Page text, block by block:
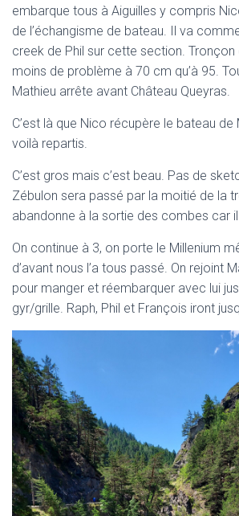
embarque tous à Aiguilles y compris
de l’échangisme de bateau. Il va
creek de Phil sur cette section.
moins de problème à 70 cm qu’à 95.
Mathieu arrête avant Château Queyras.
C’est là que Nico récupère le bateau de
voilà repartis.
C’est gros mais c’est beau. Pas de
Zébulon sera passé par la moitié de la
abandonne à la sortie des combes car
On continue à 3, on porte le Millenium
d’avant nous l’a tous passé. On rejoint
pour manger et réembarquer avec lui
gyr/grille. Raph, Phil et François iront